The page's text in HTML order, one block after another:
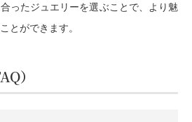
ったジュエリーを選ぶことで、より魅
とができます。
）